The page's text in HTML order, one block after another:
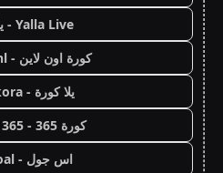
Yalla Live - يلا لايف
كورة اون لاين - koora onl
يلا كورة - yallakora
كورة 365 - kooora 365
اس جول - AS Goal